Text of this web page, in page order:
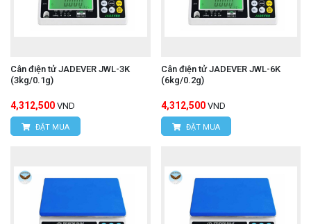
Cân điện tử JADEVER JWL-3K
(3kg/0.1g)
4,312,500 VND
ĐẶT MUA
Cân điện tử JADEVER JWL-6K
(6kg/0.2g)
4,312,500 VND
ĐẶT MUA